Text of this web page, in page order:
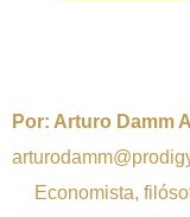
Por: Arturo Damm
Economista,